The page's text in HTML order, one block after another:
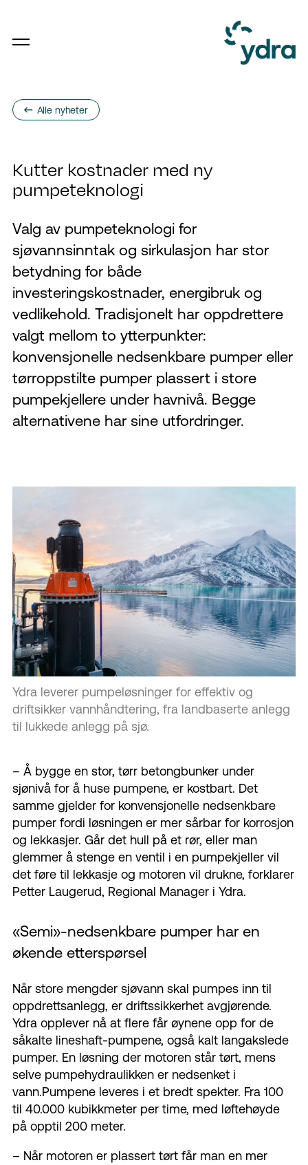
Alle nyheter
Kutter kostnader med ny
pumpeteknologi
Valg av pumpeteknologi for
sjøvannsinntak og sirkulasjon har stor
betydning for både
investeringskostnader, energibruk og
vedlikehold. Tradisjonelt har oppdrettere
valgt mellom to ytterpunkter:
konvensjonelle nedsenkbare pumper eller
tørroppstilte pumper plassert i store
pumpekjellere under havnivå. Begge
alternativene har sine utfordringer.
Ydra leverer pumpeløsninger for effektiv og
driftsikker vannhåndtering, fra landbaserte anlegg
til lukkede anlegg på sjø.
– Å bygge en stor, tørr betongbunker under
sjønivå for å huse pumpene, er kostbart. Det
samme gjelder for konvensjonelle nedsenkbare
pumper fordi løsningen er mer sårbar for korrosjon
og lekkasjer. Går det hull på et rør, eller man
glemmer å stenge en ventil i en pumpekjeller vil
det føre til lekkasje og motoren vil drukne, forklarer
Petter Laugerud, Regional Manager i Ydra.
«Semi»-nedsenkbare pumper har en
økende etterspørsel
Når store mengder sjøvann skal pumpes inn til
oppdrettsanlegg, er driftssikkerhet avgjørende.
Ydra opplever nå at flere får øynene opp for de
såkalte lineshaft-pumpene, også kalt langakslede
pumper. En løsning der motoren står tørt, mens
selve pumpehydraulikken er nedsenket i
vann.Pumpene leveres i et bredt spekter. Fra 100
til 40.000 kubikkmeter per time, med løftehøyde
på opptil 200 meter.
– Når motoren er plassert tørt får man en mer